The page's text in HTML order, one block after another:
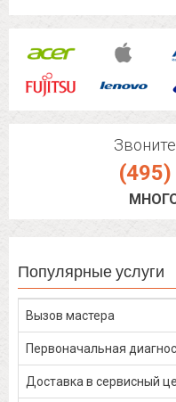
Популярные услуги
Вызов мастера
Первоначальная
Доставка в сервисный